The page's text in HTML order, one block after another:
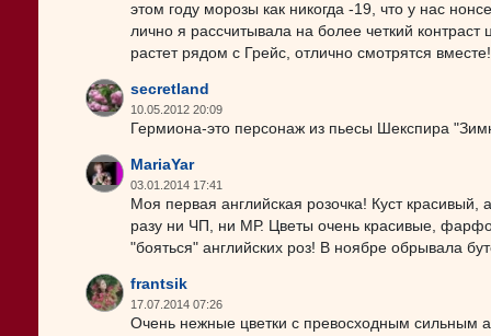
этом году морозы как никогда -19, что у нас
лично я рассчитывала на более четкий контраст
растет рядом с Грейс, отлично смотрятся вместе!
secretland
10.05.2012 20:09
Гермиона-это персонаж из пьесы Шекспира
MariaYar
03.01.2014 17:41
Моя первая английская розочка! Куст красивый,
разу ни ЧП, ни МР. Цветы очень красивые,
"бояться" английских роз! В ноябре обрывала
frantsik
17.07.2014 07:26
Очень нежные цветки с превосходным сильным